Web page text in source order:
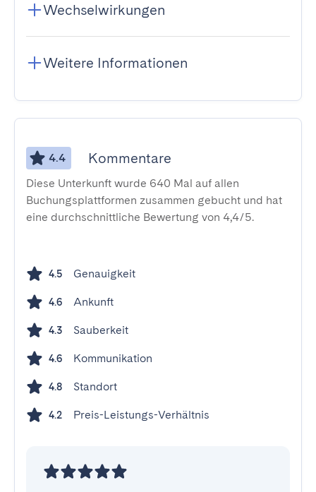
Wechselwirkungen
Weitere Informationen
4.4 Kommentare
Diese Unterkunft wurde 640 Mal auf allen
Buchungsplattformen zusammen gebucht und hat
eine durchschnittliche Bewertung von 4,4/5.
4.5 Genauigkeit
4.6 Ankunft
4.3 Sauberkeit
4.6 Kommunikation
4.8 Standort
4.2 Preis-Leistungs-Verhältnis